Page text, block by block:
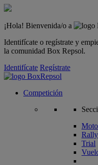
¡Hola! Bienvenida/o a
Identifícate o regístrate y
la comunidad Box Repsol.
Identifícate Regístrate
Competición
Rally
Trial